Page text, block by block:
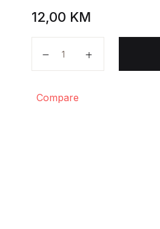
12,00 KM
Compare